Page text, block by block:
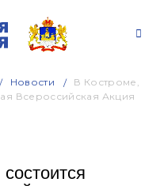
Новости
В Костроме,
Всероссийская Акция